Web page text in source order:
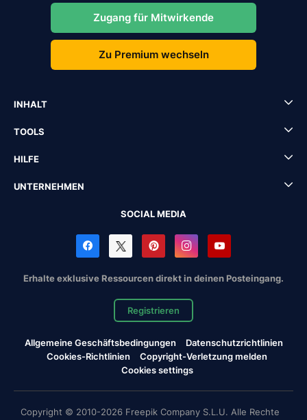
Zugang für Mitwirkende
Zu Premium wechseln
INHALT
TOOLS
HILFE
UNTERNEHMEN
SOCIAL MEDIA
Erhalte exklusive Ressourcen direkt in deinen Posteingang.
Registrieren
Allgemeine Geschäftsbedingungen
Datenschutzrichtlinien
Cookies-Richtlinien
Copyright-Verletzung melden
Cookies settings
Copyright © 2010-2026 Freepik Company S.L.U. Alle Rechte